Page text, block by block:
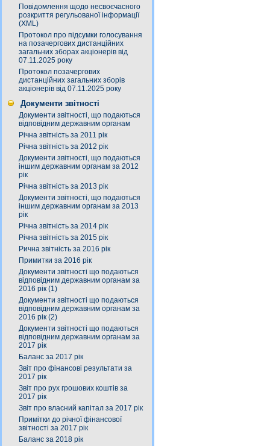
Повідомлення щодо несвоєчасного
розкриття регульованої інформації
(XML)
Протокол про підсумки голосування
на позачергових дистанційних
загальних зборах акціонерів від
07.11.2025 року
Протокол позачергових
дистанційних загальних зборів
акціонерів від 07.11.2025 року
Документи звітності
Документи звітності, що подаються
відповідним державним органам
Річна звітність за 2011 рік
Річна звітність за 2012 рік
Документи звітності, що подаються
іншим державним органам за 2012
рік
Річна звітність за 2013 рік
Документи звітності, що подаються
іншим державним органам за 2013
рік
Річна звітність за 2014 рік
Річна звітність за 2015 рік
Рична звітність за 2016 рік
Примитки за 2016 рік
Документи звітності що подаються
відповідним державним органам за
2016 рік (1)
Документи звітності що подаються
відповідним державним органам за
2016 рік (2)
Документи звітності що подаються
відповідним державним органам за
2017 рік
Баланс за 2017 рік
Звіт про фінансові результати за
2017 рік
Звіт про рух грошових коштів за
2017 рік
Звіт про власний капітал за 2017 рік
Примітки до річної фінансової
звітності за 2017 рік
Баланс за 2018 рік